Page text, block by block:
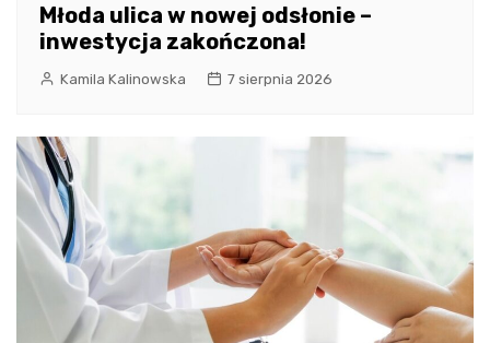
Młoda ulica w nowej odsłonie –
inwestycja zakończona!
Kamila Kalinowska 7 sierpnia 2026